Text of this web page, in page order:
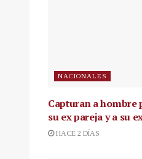
NACIONALES
Capturan a hombre
su ex pareja y a su
HACE 2 DÍAS